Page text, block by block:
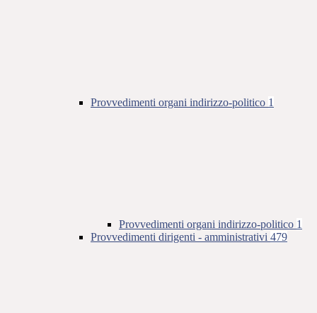
Provvedimenti organi indirizzo-politico 1
Provvedimenti organi indirizzo-politico 1
Provvedimenti dirigenti - amministrativi 479